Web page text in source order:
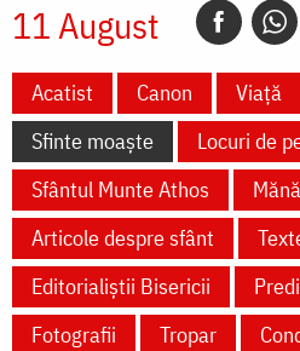
11 August
Acatist Canon Viață
Sfinte moaște
Locuri de
Sfântul Munte Athos
Articole despre sfânt
Editorialiștii Bisericii
Fotografii
Tropar